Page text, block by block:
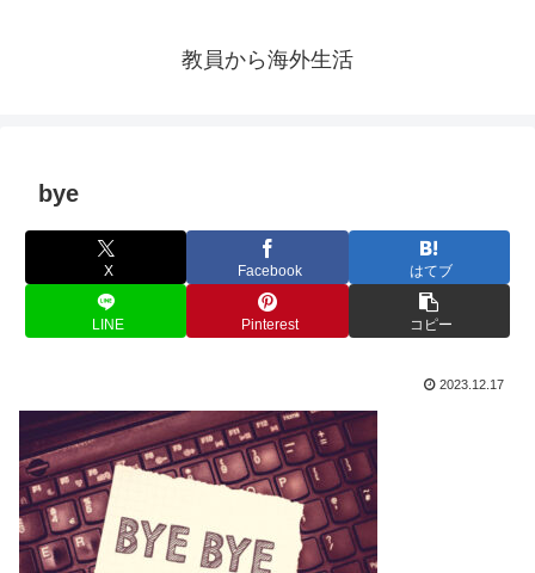
教員から海外生活
bye
X Facebook はてブ
LINE Pinterest コピー
2023.12.17